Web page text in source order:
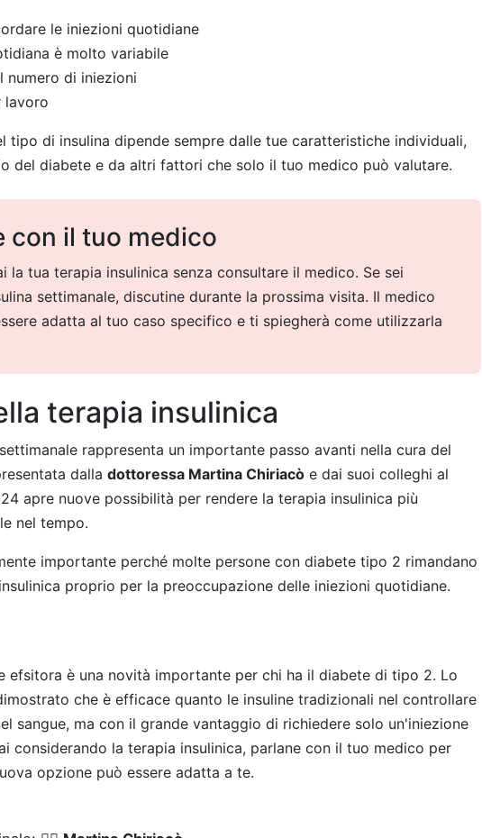
le iniezioni quotidiane
è molto variabile
numero di iniezioni
lavoro
tipo di insulina dipende sempre dalle tue caratteristiche individuali,
del diabete e da altri fattori che solo il tuo medico può valutare.
con il tuo medico
la tua terapia insulinica senza consultare il medico. Se sei
settimanale, discutine durante la prossima visita. Il medico
adatta al tuo caso specifico e ti spiegherà come utilizzarla
terapia insulinica
rappresenta un importante passo avanti nella cura del
dalla dottoressa Martina Chiriacò e dai suoi colleghi al
apre nuove possibilità per rendere la terapia insulinica più
nel tempo.
importante perché molte persone con diabete tipo 2 rimandano
proprio per la preoccupazione delle iniezioni quotidiane.
efsitora è una novità importante per chi ha il diabete di tipo 2. Lo
che è efficace quanto le insuline tradizionali nel controllare
sangue, ma con il grande vantaggio di richiedere solo un'iniezione
considerando la terapia insulinica, parlane con il tuo medico per
opzione può essere adatta a te.